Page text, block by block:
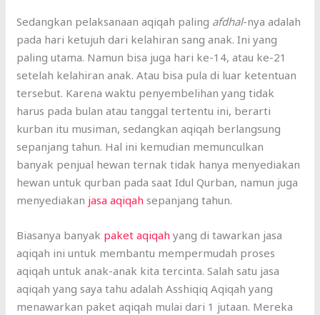
Sedangkan pelaksanaan aqiqah paling afdhal-nya adalah
pada hari ketujuh dari kelahiran sang anak. Ini yang
paling utama. Namun bisa juga hari ke-14, atau ke-21
setelah kelahiran anak. Atau bisa pula di luar ketentuan
tersebut. Karena waktu penyembelihan yang tidak
harus pada bulan atau tanggal tertentu ini, berarti
kurban itu musiman, sedangkan aqiqah berlangsung
sepanjang tahun. Hal ini kemudian memunculkan
banyak penjual hewan ternak tidak hanya menyediakan
hewan untuk qurban pada saat Idul Qurban, namun juga
menyediakan jasa aqiqah sepanjang tahun.
Biasanya banyak paket aqiqah yang di tawarkan jasa
aqiqah ini untuk membantu mempermudah proses
aqiqah untuk anak-anak kita tercinta. Salah satu jasa
aqiqah yang saya tahu adalah Asshiqiq Aqiqah yang
menawarkan paket aqiqah mulai dari 1 jutaan. Mereka